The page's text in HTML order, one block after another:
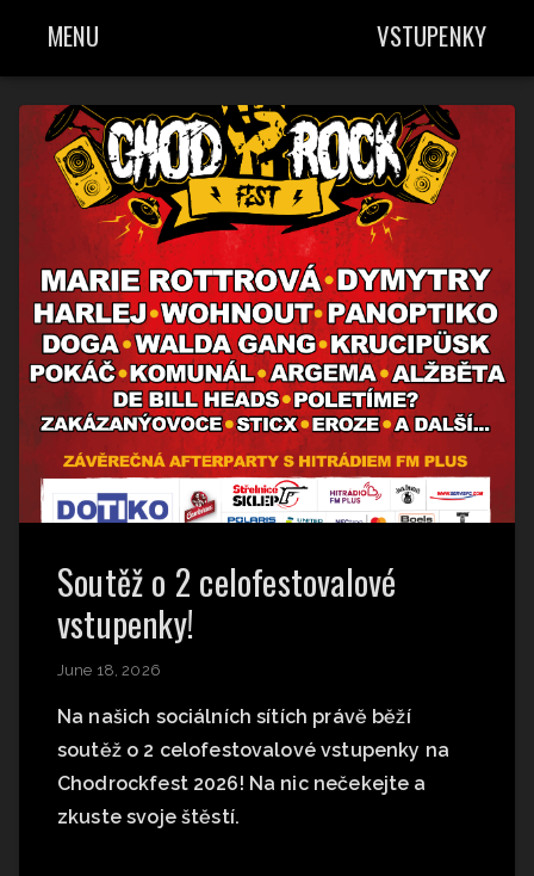
MENU VSTUPENKY
Soutěž o 2 celofestovalové
vstupenky!
June 18, 2026
Na našich sociálních sítích právě běží
soutěž o 2 celofestovalové vstupenky na
Chodrockfest 2026! Na nic nečekejte a
zkuste svoje štěstí.